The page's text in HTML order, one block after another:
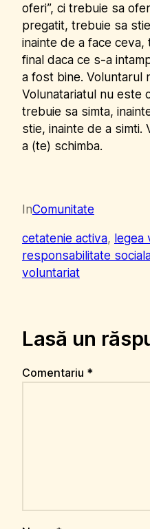
oferi”, ci trebuie sa
pregatit, trebuie sa
inainte de a face
final daca ce s-a
a fost bine. Voluntarul
Volunatariatul nu este
trebuie sa simta,
stie, inainte de a
a (te) schimba.
InComunitate
cetatenie activa, legea
responsabilitate
voluntariat
Lasă un
Comentariu *